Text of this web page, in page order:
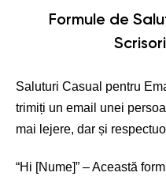
Formule de
Saluturi Casual pentru
trimiți un email unei
mai lejere, dar și
“Hi [Nume]” – Această